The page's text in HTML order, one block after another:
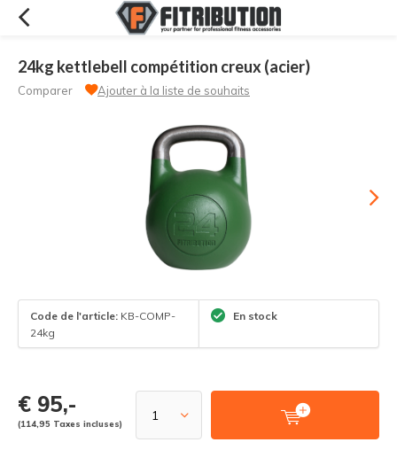
24kg kettlebell compétition creux (acier)
Comparer Ajouter à la liste de souhaits
Code de l'article: KB-COMP-
24kg
En stock
€ 95,-
(114,95 Taxes incluses)